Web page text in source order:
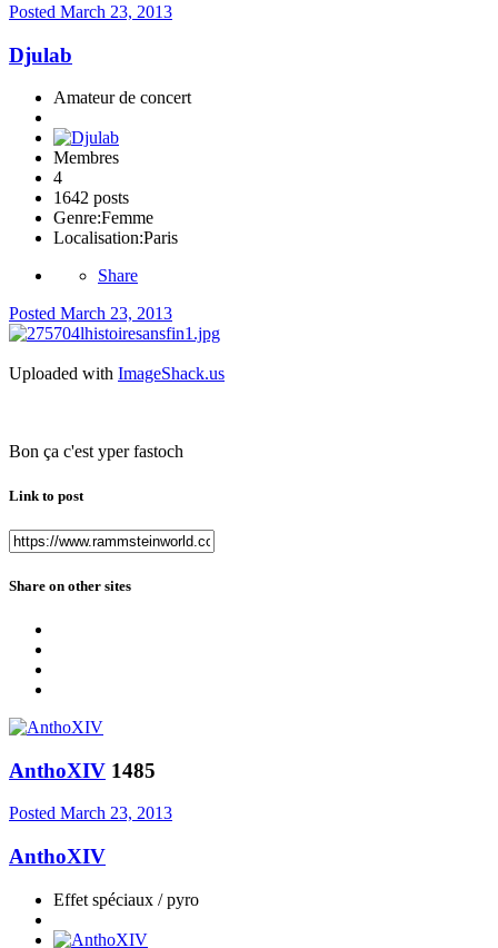
Posted March 23, 2013
Djulab
Amateur de concert
Membres
4
1642 posts
Genre:Femme
Localisation:Paris
Share
Posted March 23, 2013
Uploaded with ImageShack.us
Bon ça c'est yper fastoch
Link to post
Share on other sites
AnthoXIV 1485
Posted March 23, 2013
AnthoXIV
Effet spéciaux / pyro